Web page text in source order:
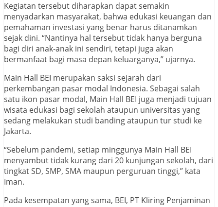
Kegiatan tersebut diharapkan dapat semakin
menyadarkan masyarakat, bahwa edukasi keuangan dan
pemahaman investasi yang benar harus ditanamkan
sejak dini. “Nantinya hal tersebut tidak hanya berguna
bagi diri anak-anak ini sendiri, tetapi juga akan
bermanfaat bagi masa depan keluarganya,” ujarnya.
Main Hall BEI merupakan saksi sejarah dari
perkembangan pasar modal Indonesia. Sebagai salah
satu ikon pasar modal, Main Hall BEI juga menjadi tujuan
wisata edukasi bagi sekolah ataupun universitas yang
sedang melakukan studi banding ataupun tur studi ke
Jakarta.
“Sebelum pandemi, setiap minggunya Main Hall BEI
menyambut tidak kurang dari 20 kunjungan sekolah, dari
tingkat SD, SMP, SMA maupun perguruan tinggi,” kata
Iman.
Pada kesempatan yang sama, BEI, PT Kliring Penjaminan